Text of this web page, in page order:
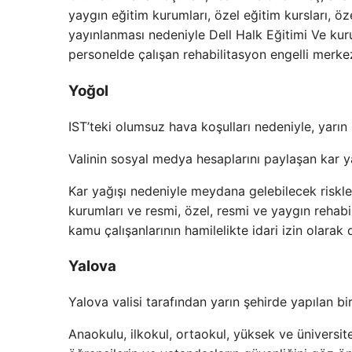
yaygın eğitim kurumları, özel eğitim kursları,
yayınlanması nedeniyle Dell Halk Eğitimi Ve
personelde çalışan rehabilitasyon engelli
Yoğol
IST’teki olumsuz hava koşulları nedeniyle, yarın
Valinin sosyal medya hesaplarını paylaşan kar
Kar yağışı nedeniyle meydana gelebilecek
kurumları ve resmi, özel, resmi ve yaygın
kamu çalışanlarının hamilelikte idari izin
Yalova
Yalova valisi tarafından yarın şehirde yapılan
Anaokulu, ilkokul, ortaokul, yüksek ve